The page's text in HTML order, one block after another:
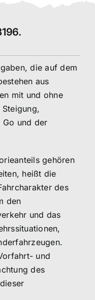
die auf dem
aus
mit und ohne
Go und der
gehören
heißt die
des
den
und das
und
des